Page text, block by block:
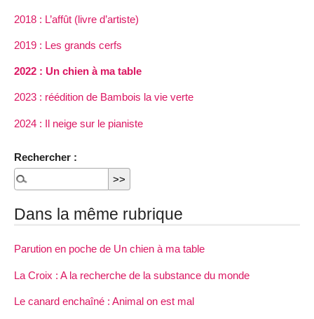
2018 : L’affût (livre d’artiste)
2019 : Les grands cerfs
2022 : Un chien à ma table
2023 : réédition de Bambois la vie verte
2024 : Il neige sur le pianiste
Rechercher :
Dans la même rubrique
Parution en poche de Un chien à ma table
La Croix : A la recherche de la substance du monde
Le canard enchaîné : Animal on est mal